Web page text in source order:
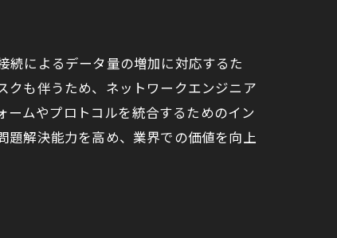
続によるデータ量の増加に対応するた
クも伴うため、ネットワークエンジニア
ムやプロトコルを統合するためのイン
題解決能力を高め、業界での価値を向上